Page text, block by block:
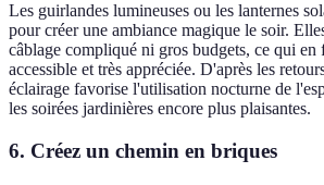
Les guirlandes lumineuses ou les lanternes
pour créer une ambiance magique le soir.
câblage compliqué ni gros budgets, ce qui en
accessible et très appréciée. D'après les
éclairage favorise l'utilisation nocturne de
les soirées jardinières encore plus plaisantes.
6. Créez un chemin en briques